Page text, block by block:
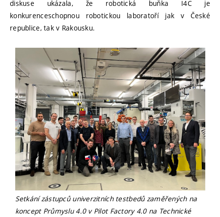
diskuse ukázala, že robotická buňka I4C je
konkurenceschopnou robotickou laboratoří jak v České
republice, tak v Rakousku.
Setkání zástupců univerzitních testbedů zaměřených na
koncept Průmyslu 4.0 v Pilot Factory 4.0 na Technické